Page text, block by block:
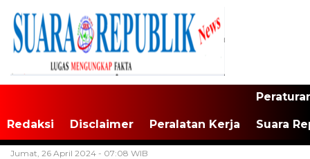
Redaksi Disclaimer Peralatan Kerja Suara
Jumat, 26 April 2024 - 07:08 WIB